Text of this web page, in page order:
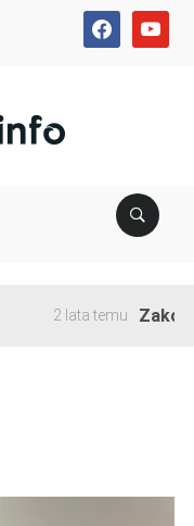
facebookyoutube
2 lata temu